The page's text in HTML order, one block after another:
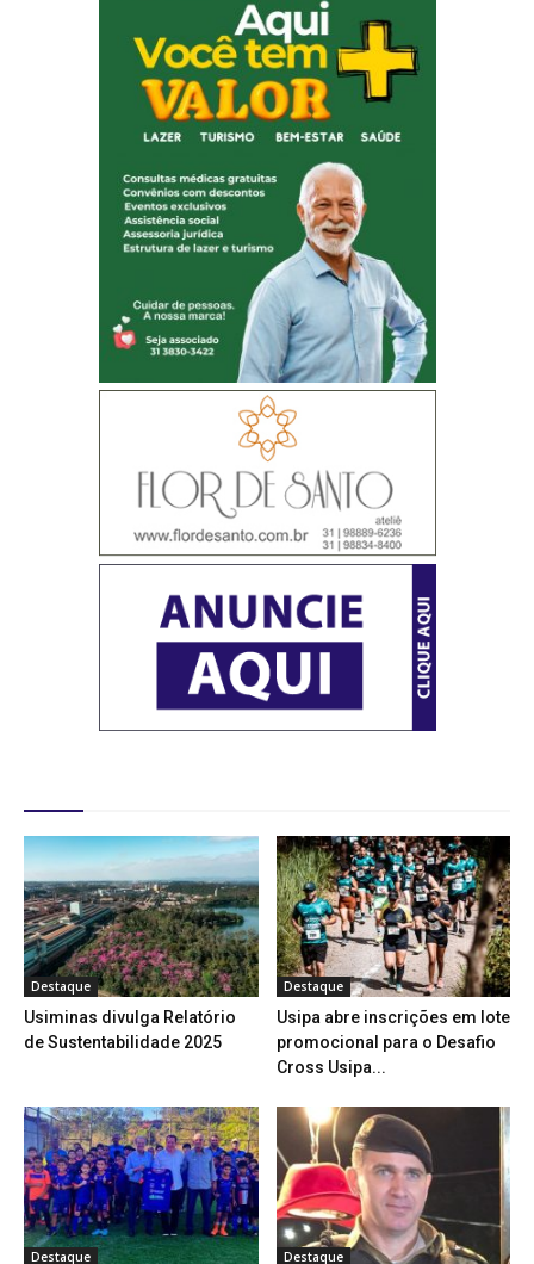
Destaque
Usiminas divulga Relatório
de Sustentabilidade 2025
Destaque
Usipa abre inscrições em lote
promocional para o Desafio
Cross Usipa...
Destaque Destaque